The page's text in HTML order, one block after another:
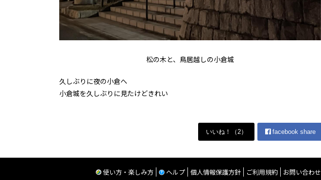
松の木と、鳥居越しの小倉城
久しぶりに夜の小倉へ
小倉城を久しぶりに見たけどきれい
いいね！（2） facebook share
使い方・楽しみ方 ヘルプ 個人情報保護方針 ご利用規約 お問い合わせ